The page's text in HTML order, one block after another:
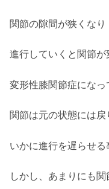
関節の隙間が狭くなり
進行していくと関節が
変形性膝関節症になっ
関節は元の状態には
いかに進行を遅らせる
しかし、あまりにも